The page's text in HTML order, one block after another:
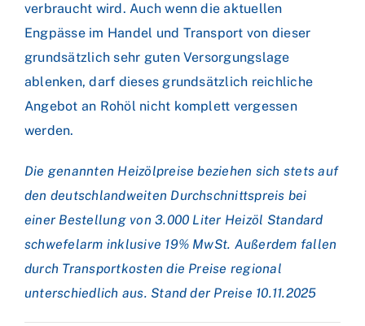
verbraucht wird. Auch wenn die aktuellen
Engpässe im Handel und Transport von dieser
grundsätzlich sehr guten Versorgungslage
ablenken, darf dieses grundsätzlich reichliche
Angebot an Rohöl nicht komplett vergessen
werden.
Die genannten Heizölpreise beziehen sich stets auf
den deutschlandweiten Durchschnittspreis bei
einer Bestellung von 3.000 Liter Heizöl Standard
schwefelarm inklusive 19% MwSt. Außerdem fallen
durch Transportkosten die Preise regional
unterschiedlich aus. Stand der Preise 10.11.2025